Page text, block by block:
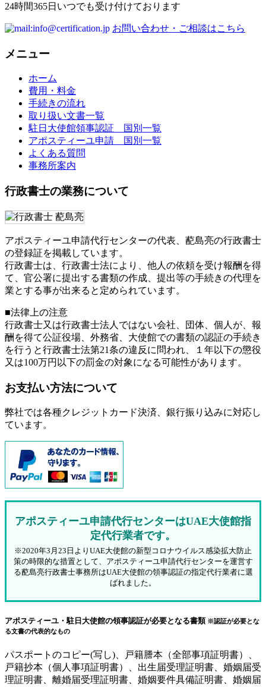
24時間365日いつでも受け付けております
お問い合わせ・ご相談はこちら
メニュー
ホーム
費用・料金
手続きの流れ
取り扱い文書一覧
駐日大使館領事認証 国別一覧
アポスティーユ申請 国別一覧
よくある質問
事務所案内
行政書士の業務について
アポスティーユ申請代行センターの代表、蓜島亮の行政書士
の登録証を掲載しています。
行政書士は、行政書士法により、他人の依頼を受け報酬を得
て、官公署に提出する書類の作成、提出等の手続きの代理を
業とする事が出来ると定められています。
■法律上の注意
行政書士又は行政書士法人ではない会社、団体、個人が、報
酬を得て公証役場、外務省、大使館での書類の認証の手続き
を行うと行政書士法第21条の違反に問われ、
１年以下の懲役
又は100万円以下の罰金の対象になる可能性があります。
お支払い方法について
弊社では各種クレジットカード決済、銀行振り込みに対応し
ています。
アポスティーユ申請代行センターはUAE大使館指
定代行業者です。
※2020年3月23日よりUAE大使館の新型コロナウイルス感染拡大防止
策の時限的な措置として、アポスティーユ申請代行センターを運営す
る蓜島亮行政書士事務所はUAE大使館の領事認証の指定代行業者に選
ばれました。
アポスティーユ・駐日大使館の領事認証が必要となる書類 ※認証が必要とな
る文書の代表的なもの
パスポートのコピー(写し)、戸籍謄本（全部事項証明書）、
戸籍抄本（個人事項証明書）、出生届受理証明書、婚姻届受
理証明書、離婚届受理証明書、婚姻要件具備証明書、婚姻届